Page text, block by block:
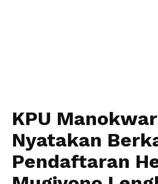
KPU
Nyatakan
Pendaftaran